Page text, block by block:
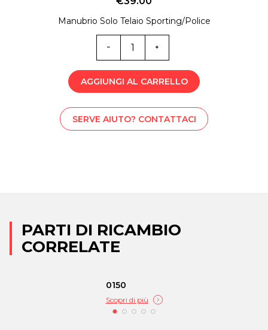
Manubrio Solo Telaio Sporting/Police
6705
quantità
AGGIUNGI AL CARRELLO
SERVE AIUTO? CONTATTACI
PARTI DI RICAMBIO
CORRELATE
0150
Scopri di più